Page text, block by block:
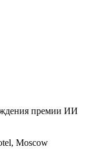
премии ИИ
Moscow